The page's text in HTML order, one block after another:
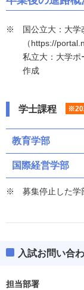
国公立大：大学
（https://
私立大：大学ポ
作成
学士課程
教育学部
国際経営学部
募集停止した学
入試お問い合
担当部署